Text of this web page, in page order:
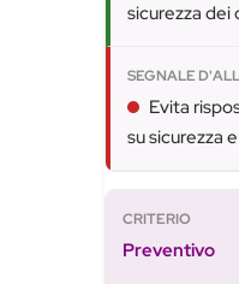
sicurezza dei
Evita
su sicurezza
Preventivo